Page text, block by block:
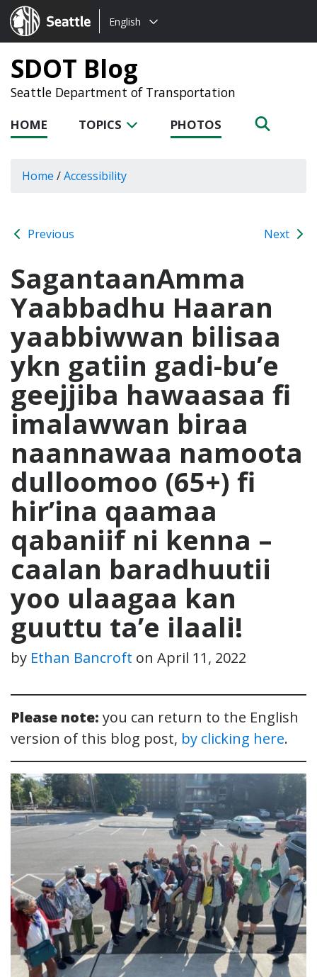
Seattle.gov
Choose
language:
English
SDOT Blog
Seattle Department of Transportation
HOME TOPICS PHOTOS
Home /Accessibility
Previous Next
SagantaanAmma
Yaabbadhu Haaran
yaabbiwwan bilisaa
ykn gatiin gadi-bu’e
geejjiba hawaasaa fi
imalawwan biraa
naannawaa namoota
dulloomoo (65+) fi
hir’ina qaamaa
qabaniif ni kenna –
caalan baradhuutii
yoo ulaagaa kan
guuttu ta’e ilaali!
by Ethan Bancroft on April 11, 2022
Please note: you can return to the English
version of this blog post, by clicking here.